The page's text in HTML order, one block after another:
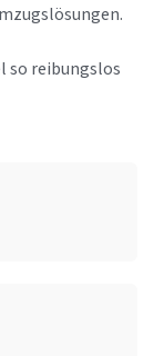
so reibungslos